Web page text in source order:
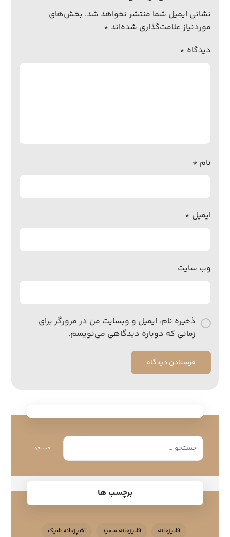
نشانی ایمیل شما منتشر نخواهد شد. بخش‌های
موردنیاز علامت‌گذاری شده‌اند *
دیدگاه *
نام *
ایمیل *
وب‌ سایت
ذخیره نام، ایمیل و وبسایت من در مرورگر برای
زمانی که دوباره دیدگاهی می‌نویسم.
فرستادن دیدگاه
جستجو
برچسب ها
آشپزخانه آشپزخانه سفید آشپزخانه شیک